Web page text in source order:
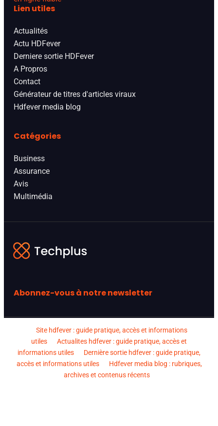
Lien utiles
Actualités
Actu HDFever
Derniere sortie HDFever
A Propros
Contact
Générateur de titres d'articles viraux
Hdfever media blog
Catégories
Business
Assurance
Avis
Multimédia
Abonnez-vous à notre newsletter
Site hdfever : guide pratique, accès et informations
utiles
Actualites hdfever : guide pratique, accès et
informations utiles
Dernière sortie hdfever : guide pratique,
accès et informations utiles
Hdfever media blog : rubriques,
archives et contenus récents